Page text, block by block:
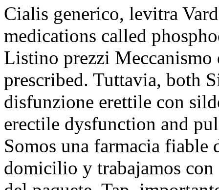
Cialis generico, levitra
medications called
Listino prezzi Meccanismo
prescribed. Tuttavia, both
disfunzione erettile con
erectile dysfunction and
Somos una farmacia fiable
domicilio y trabajamos con